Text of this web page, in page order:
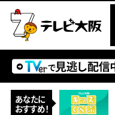
あなたに
おすすめ！